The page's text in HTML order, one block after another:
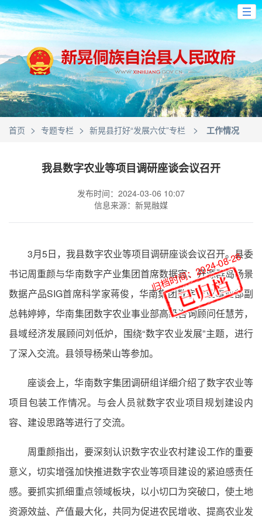
首页 > 专题专栏 > 新晃县打好“发展六仗”专栏 > 工作情况
我县数字农业等项目调研座谈会议召开
发布时间：2024-03-06 10:07
信息来源：新晃融媒
3月5日，我县数字农业等项目调研座谈会议召开。县委
书记周重颜与华南数字产业集团首席数据官、开源群岛场景
数据产品SIG首席科学家蒋俊，华南集团数字农业事业部副
总韩婷婷，华南集团数字农业事业部高级咨询顾问任慧芳，
县域经济发展顾问刘低炉，围绕“数字农业发展”主题，进行
了深入交流。县领导杨荣山等参加。
座谈会上，华南数字集团调研组详细介绍了数字农业等
项目包装工作情况。与会人员就数字农业项目规划建设内
容、建设思路等进行了交流。
周重颜指出，要深刻认识数字农业农村建设工作的重要
意义，切实增强加快推进数字农业等项目建设的紧迫感责任
感。要抓实抓细重点领域板块，以小切口为突破口，使土地
资源效益、产值最大化，共同为促进农民增收、提高农业发
归档时间：2024-08-26